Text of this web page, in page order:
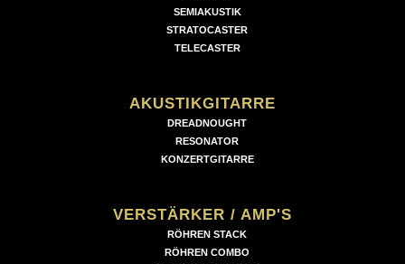
SEMIAKUSTIK
STRATOCASTER
TELECASTER
AKUSTIKGITARRE
DREADNOUGHT
RESONATOR
KONZERTGITARRE
VERSTÄRKER / AMP'S
RÖHREN STACK
RÖHREN COMBO